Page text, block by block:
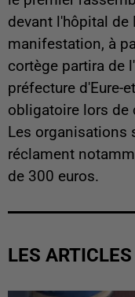
devant l'hôpital de
manifestation, à
cortège partira de
préfecture d'Eure-
obligatoire lors de
Les organisations
réclament
de 300 euros.
LES